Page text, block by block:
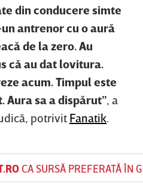
din conducere simte
antrenor cu o aură
de la zero. Au
că au dat lovitura.
acum. Timpul este
Aura sa a dispărut”, a
potrivit Fanatik.
CA SURSĂ PREFERATĂ ÎN